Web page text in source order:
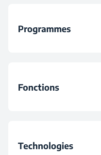
Programmes
Fonctions
Technologies